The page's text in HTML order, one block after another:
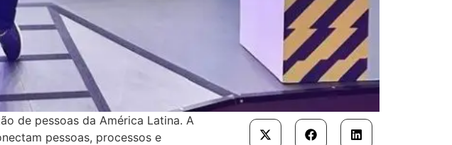
de pessoas da América Latina. A
pessoas, processos e